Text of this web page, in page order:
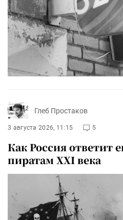
Глеб Простаков
3 августа 2026, 11:15 5
Как Россия ответит
пиратам XXI века